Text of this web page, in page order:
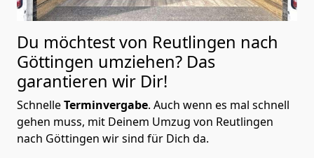
Du möchtest von Reutlingen nach
Göttingen umziehen? Das
garantieren wir Dir!
SchnelleTerminvergabe. Auch wenn es mal schnell
gehen muss, mit Deinem Umzug von Reutlingen
nach Göttingen wir sind für Dich da.